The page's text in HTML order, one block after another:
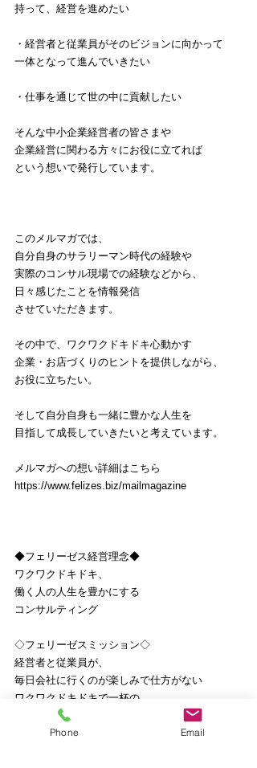
持って、経営を進めたい
・経営者と従業員がそのビジョンに向かって
一体となって進んでいきたい
・仕事を通じて世の中に貢献したい
そんな中小企業経営者の皆さまや
企業経営に関わる方々にお役に立てれば
という想いで発行しています。
このメルマガでは、
自分自身のサラリーマン時代の経験や
実際のコンサル現場での経験などから、
日々感じたことを情報発信
させていただきます。
その中で、ワクワクドキドキ心動かす
企業・お店づくりのヒントを提供しながら、
お役に立ちたい。
そして自分自身も一緒に豊かな人生を
目指して成長していきたいと考えています。
メルマガへの想い詳細はこちら
https://www.felizes.biz/mailmagazine
◆フェリーゼス経営理念◆
ワクワクドキドキ、
働く人の人生を豊かにする
コンサルティング
◇フェリーゼスミッション◇
経営者と従業員が、
毎日会社に行くのが楽しみで仕方がない
ワクワクドキドキで一杯の
中小企業づくりをサポートします！
Phone Email